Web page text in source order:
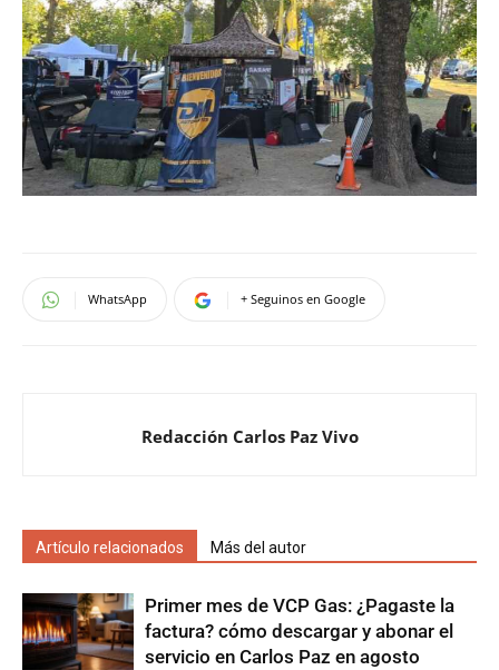
WhatsApp + Seguinos en Google
Redacción Carlos Paz Vivo
Artículo relacionados Más del autor
Primer mes de VCP Gas: ¿Pagaste la
factura? cómo descargar y abonar el
servicio en Carlos Paz en agosto